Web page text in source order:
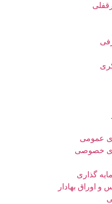
عمومی
خصوصی
گذاری
اوراق بهادار